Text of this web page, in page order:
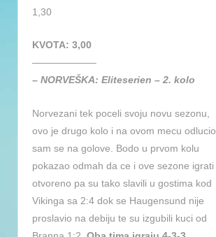
1,30
KVOTA: 3,00
——————–
– NORVEŠKA: Eliteserien – 2. kolo
Norvezani tek poceli svoju novu sezonu,
ovo je drugo kolo i na ovom mecu odlucio
sam se na golove. Bodo u prvom kolu
pokazao odmah da ce i ove sezone igrati
otvoreno pa su tako slavili u gostima kod
Vikinga sa 2:4 dok se Haugensund nije
proslavio na debiju te su izgubili kuci od